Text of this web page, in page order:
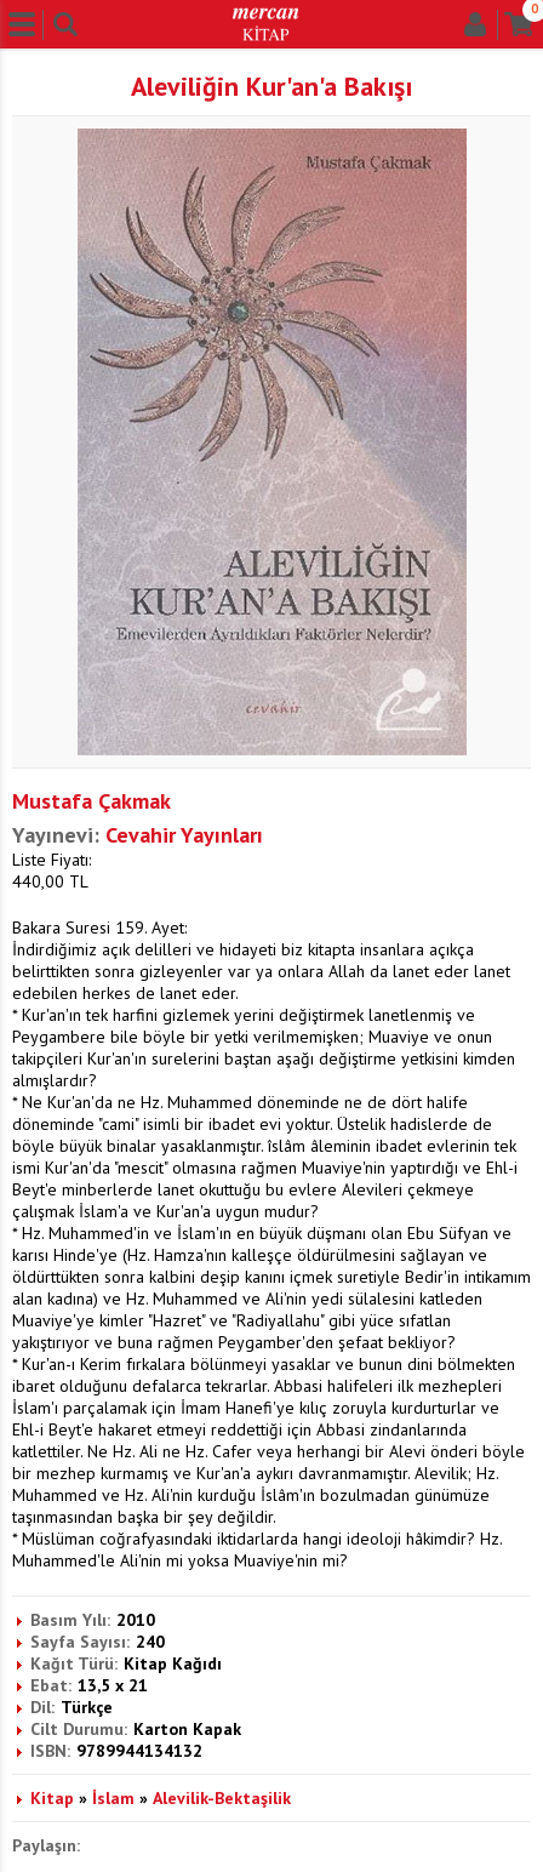
0
Aleviliğin Kur'an'a Bakışı
Mustafa Çakmak
Yayınevi: Cevahir Yayınları
Liste Fiyatı:
440,00 TL
Bakara Suresi 159. Ayet:
İndirdiğimiz açık delilleri ve hidayeti biz kitapta insanlara açıkça
belirttikten sonra gizleyenler var ya onlara Allah da lanet eder lanet
edebilen herkes de lanet eder.
* Kur'an'ın tek harfini gizlemek yerini değiştirmek lanetlenmiş ve
Peygambere bile böyle bir yetki verilmemişken; Muaviye ve onun
takipçileri Kur'an'ın surelerini baştan aşağı değiştirme yetkisini kimden
almışlardır?
* Ne Kur'an'da ne Hz. Muhammed döneminde ne de dört halife
döneminde "cami" isimli bir ibadet evi yoktur. Üstelik hadislerde de
böyle büyük binalar yasaklanmıştır. îslâm âleminin ibadet evlerinin tek
ismi Kur'an'da "mescit" olmasına rağmen Muaviye'nin yaptırdığı ve Ehl-i
Beyt'e minberlerde lanet okuttuğu bu evlere Alevileri çekmeye
çalışmak İslam'a ve Kur'an'a uygun mudur?
* Hz. Muhammed'in ve İslam'ın en büyük düşmanı olan Ebu Süfyan ve
karısı Hinde'ye (Hz. Hamza'nın kalleşçe öldürülmesini sağlayan ve
öldürttükten sonra kalbini deşip kanını içmek suretiyle Bedir'in intikamım
alan kadına) ve Hz. Muhammed ve Ali'nin yedi sülalesini katleden
Muaviye'ye kimler "Hazret" ve "Radiyallahu" gibi yüce sıfatlan
yakıştırıyor ve buna rağmen Peygamber'den şefaat bekliyor?
* Kur'an-ı Kerim fırkalara bölünmeyi yasaklar ve bunun dini bölmekten
ibaret olduğunu defalarca tekrarlar. Abbasi halifeleri ilk mezhepleri
İslam'ı parçalamak için İmam Hanefi'ye kılıç zoruyla kurdurturlar ve
Ehl-i Beyt'e hakaret etmeyi reddettiği için Abbasi zindanlarında
katlettiler. Ne Hz. Ali ne Hz. Cafer veya herhangi bir Alevi önderi böyle
bir mezhep kurmamış ve Kur'an'a aykırı davranmamıştır. Alevilik; Hz.
Muhammed ve Hz. Ali'nin kurduğu İslâm'ın bozulmadan günümüze
taşınmasından başka bir şey değildir.
* Müslüman coğrafyasındaki iktidarlarda hangi ideoloji hâkimdir? Hz.
Muhammed'le Ali'nin mi yoksa Muaviye'nin mi?
Basım Yılı: 2010
Sayfa Sayısı: 240
Kağıt Türü: Kitap Kağıdı
Ebat: 13,5 x 21
Dil: Türkçe
Cilt Durumu: Karton Kapak
ISBN: 9789944134132
Kitap » İslam » Alevilik-Bektaşilik
Paylaşın: